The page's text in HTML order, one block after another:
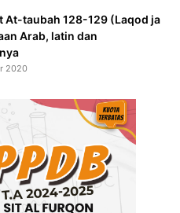
At-taubah 128-129 (Laqod ja
Arab, latin dan
2020